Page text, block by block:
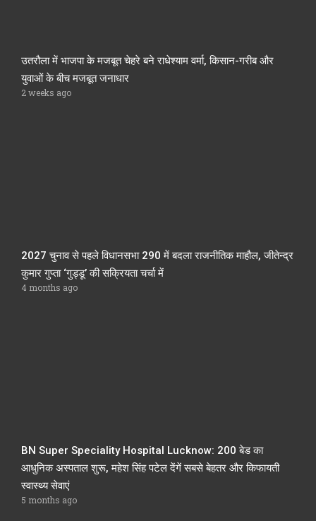
उतरौला में भाजपा के मजबूत चेहरे बने राधेश्याम वर्मा, किसान-गरीब और
युवाओं के बीच मजबूत जनाधार
2 weeks ago
2027 चुनाव से पहले विधानसभा 290 में बदला राजनीतिक माहौल, जीतेन्द्र
कुमार गुप्ता ‘गुड्डू’ की सक्रियता चर्चा में
4 months ago
BN Super Speciality Hospital Lucknow: 200 बेड का
आधुनिक अस्पताल शुरू, महेश सिंह पटेल देंगें सबसे बेहतर और किफायती
स्वास्थ्य सेवाएं
5 months ago